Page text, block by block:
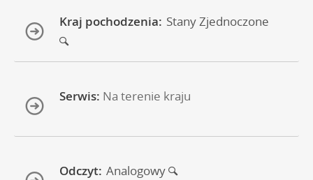
Kraj pochodzenia: Stany Zjednoczone
Serwis: Na terenie kraju
Odczyt: Analogowy